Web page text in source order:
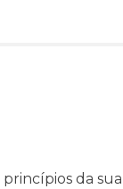
da sua